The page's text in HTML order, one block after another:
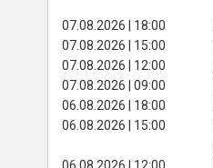
07.08.2026 | 18:00
07.08.2026 | 15:00
07.08.2026 | 12:00
07.08.2026 | 09:00
06.08.2026 | 18:00
06.08.2026 | 15:00